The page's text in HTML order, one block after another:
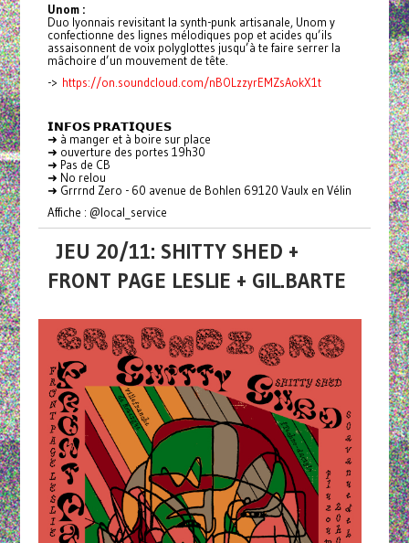
Unom :
Duo lyonnais revisitant la synth-punk artisanale, Unom y
confectionne des lignes mélodiques pop et acides qu’ils
assaisonnent de voix polyglottes jusqu’à te faire serrer la
mâchoire d’un mouvement de tête.
-> https://on.soundcloud.com/nBOLzzyrEMZsAokX1t
𝗜𝗡𝗙𝗢𝗦 𝗣𝗥𝗔𝗧𝗜𝗤𝗨𝗘𝗦
➜ à manger et à boire sur place
➜ ouverture des portes 19h30
➜ Pas de CB
➜ No relou
➜ Grrrnd Zero - 60 avenue de Bohlen 69120 Vaulx en Vélin
Affiche : @local_service
JEU 20/11: SHITTY SHED +
FRONT PAGE LESLIE + GIL.BARTE